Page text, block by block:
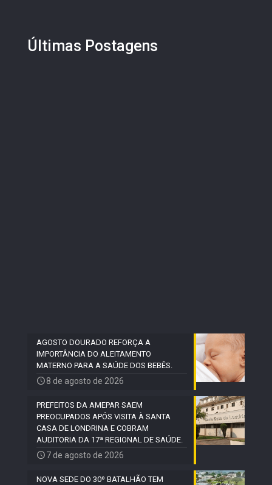
Últimas Postagens
AGOSTO DOURADO REFORÇA A
IMPORTÂNCIA DO ALEITAMENTO
MATERNO PARA A SAÚDE DOS BEBÊS.
8 de agosto de 2026
PREFEITOS DA AMEPAR SAEM
PREOCUPADOS APÓS VISITA À SANTA
CASA DE LONDRINA E COBRAM
AUDITORIA DA 17ª REGIONAL DE SAÚDE.
7 de agosto de 2026
NOVA SEDE DO 30º BATALHÃO TEM